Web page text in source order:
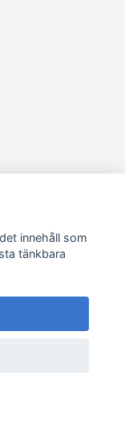
Prenumerera
innehåll som
tänkbara